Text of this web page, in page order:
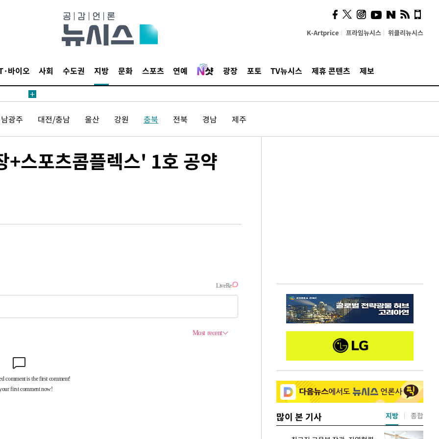
K-Artprice 프라임뉴시스 위클리뉴시스
바이오 사회 수도권 지방 문화 스포츠 연예 광장 포토 TV뉴시스 제휴 콘텐츠 제보
광주 대전/충남 울산 강원 충북 전북 경남 제주
+스포츠콤플렉스' 1호 공약
많이 본 기사 지방 종합